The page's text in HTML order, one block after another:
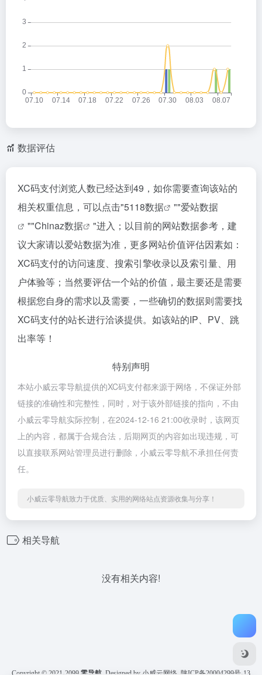
数据评估
XC码支付浏览人数已经达到49，如你需要查询该站的
相关权重信息，可以点击"5118数据 ""爱站数据
""Chinaz数据
"进入；以目前的网站数据参考，建
议大家请以爱站数据为准，更多网站价值评估因素如：
XC码支付的访问速度、搜索引擎收录以及索引量、用
户体验等；当然要评估一个站的价值，最主要还是需要
根据您自身的需求以及需要，一些确切的数据则需要找
XC码支付的站长进行洽谈提供。如该站的IP、PV、跳
出率等！
特别声明
本站小威云零导航提供的XC码支付都来源于网络，不保证外部
链接的准确性和完整性，同时，对于该外部链接的指向，不由
小威云零导航实际控制，在2024-12-16 21:00收录时，该网页
上的内容，都属于合规合法，后期网页的内容如出现违规，可
以直接联系网站管理员进行删除，小威云零导航不承担任何责
任。
小威云零导航致力于优质、实用的网络站点资源收集与分享！
相关导航
没有相关内容!
Copyright © 2021-2099 零导航 Designed by 小威云网络 陕ICP备20004299号-13